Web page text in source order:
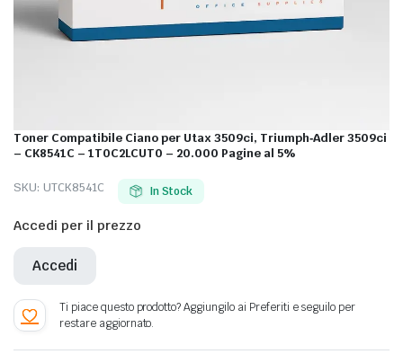
Toner Compatibile Ciano per Utax 3509ci, Triumph‐Adler 3509ci
– CK8541C – 1T0C2LCUT0 – 20.000 Pagine al 5%
SKU: UTCK8541C In Stock
Accedi per il prezzo
Accedi